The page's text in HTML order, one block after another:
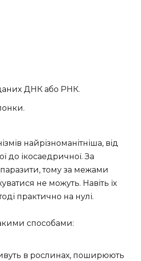
ДНК або РНК.
найрізноманітніша, від
до ікосаедричної. За
тому за межами
не можуть. Навіть їх
практично на нулі.
способами:
в рослинах, поширюють